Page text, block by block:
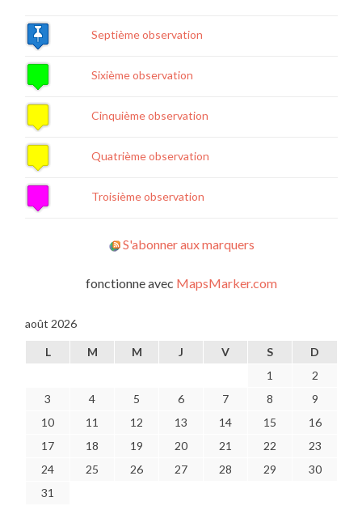
Septième observation
Sixième observation
Cinquième observation
Quatrième observation
Troisième observation
S'abonner aux marquers
fonctionne avec MapsMarker.com
août 2026
L M M J V S
D
1
2
3
4 5 6 7 8
9
10
11 12 13 14 15
16
17
18 19 20 21 22
23
24
25 26 27 28 29
30
31